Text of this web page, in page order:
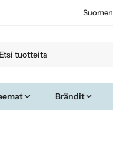
Brändit